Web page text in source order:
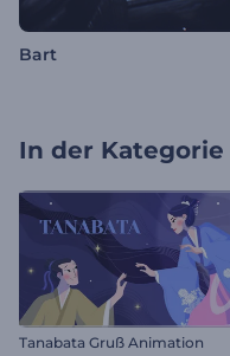
Bart
In der Kategorie
Tanabata Gruß Animation